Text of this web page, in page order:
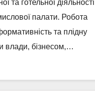
та готельної діяльності
палати. Робота
та плідну
влади, бізнесом,…